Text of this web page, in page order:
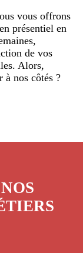
vous offrons
présentiel en
de vos
Alors,
à nos côtés ?